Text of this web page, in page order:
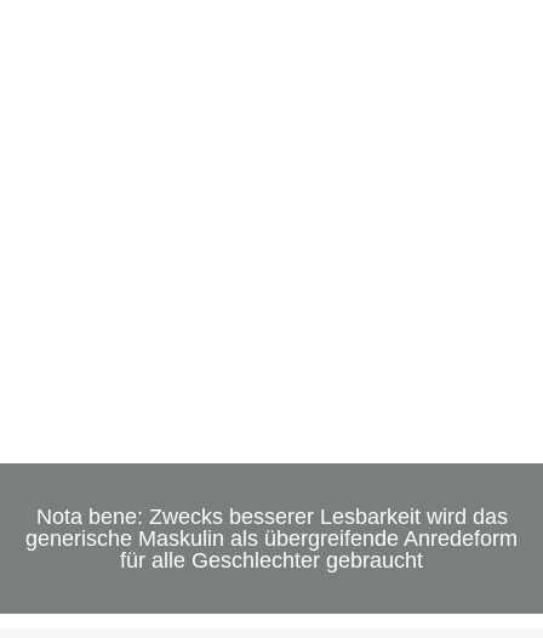
Nota bene: Zwecks besserer Lesbarkeit wird das
generische Maskulin als übergreifende Anredeform
für alle Geschlechter gebraucht